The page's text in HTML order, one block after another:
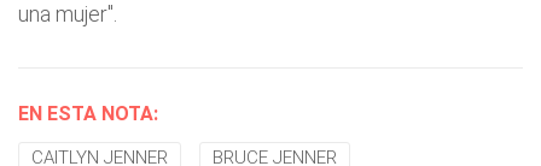
una mujer".
EN ESTA NOTA:
CAITLYN JENNER BRUCE JENNER